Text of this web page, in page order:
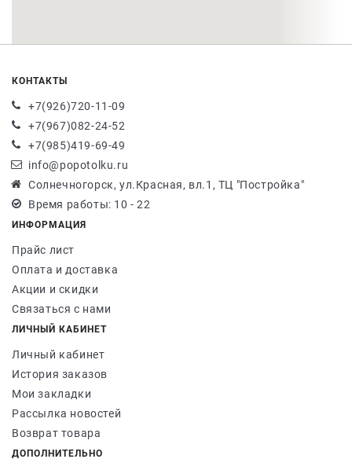
КОНТАКТЫ
+7(926)720-11-09
+7(967)082-24-52
+7(985)419-69-49
info@popotolku.ru
Солнечногорск, ул.Красная, вл.1, ТЦ "Постройка"
Время работы: 10 - 22
ИНФОРМАЦИЯ
Прайс лист
Оплата и доставка
Акции и скидки
Связаться с нами
ЛИЧНЫЙ КАБИНЕТ
Личный кабинет
История заказов
Мои закладки
Рассылка новостей
Возврат товара
ДОПОЛНИТЕЛЬНО